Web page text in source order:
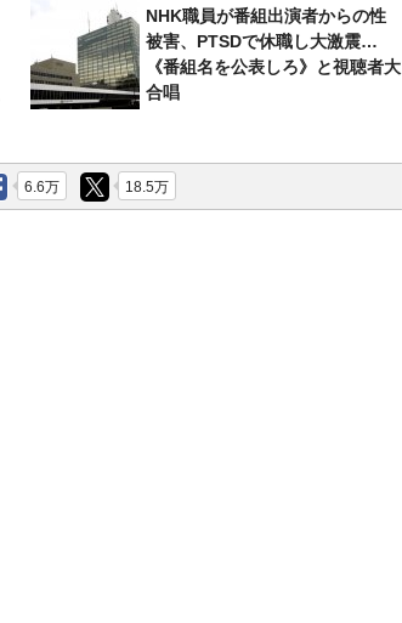
NHK職員が番組出演者からの性
被害、PTSDで休職し大激震…
《番組名を公表しろ》と視聴者大
合唱
6.6万 18.5万